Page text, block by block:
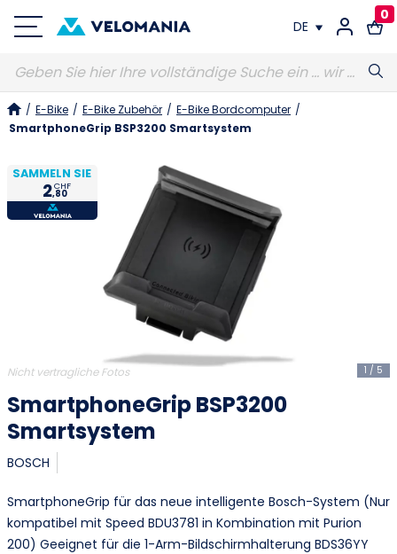
DE
FR
DE
0
/ E-Bike / E-Bike Zubehör / E-Bike Bordcomputer /
SmartphoneGrip BSP3200 Smartsystem
SAMMELN SIE
2,80
CHF
1 / 5
Nicht vertragliche Fotos
SmartphoneGrip BSP3200
Smartsystem
BOSCH
SmartphoneGrip für das neue intelligente Bosch-System (Nur
kompatibel mit Speed BDU3781 in Kombination mit Purion
200) Geeignet für die 1-Arm-Bildschirmhalterung BDS36YY